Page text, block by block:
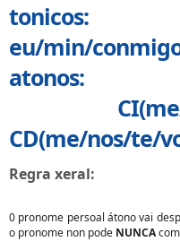
tonicos:
eu/min/
atonos:
CI(me/
CD(me/nos/te/
Regra xeral:
0 pronome persoal átono vai
o pronome non pode NUNCA